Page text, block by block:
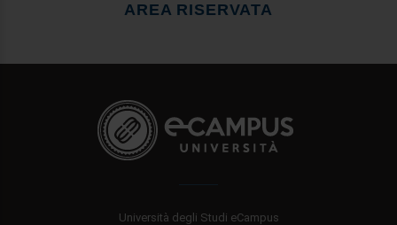
AREA RISERVATA
Università degli Studi eCampus